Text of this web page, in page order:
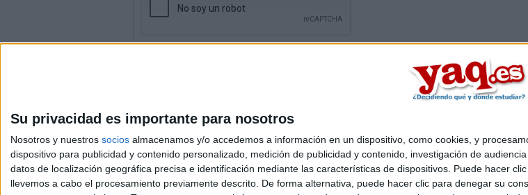
Su privacidad es importante para nosotros
Nosotros y nuestros socios almacenamos y/o accedemos a información en un dispositivo, como cookies, y
dispositivo para publicidad y contenido personalizado, medición de publicidad y contenido, investigación de
datos de localización geográfica precisa e identificación mediante las características de dispositivos. Puede hacer
llevemos a cabo el procesamiento previamente descrito. De forma alternativa, puede hacer clic para denegar su
Quiénes somos |Contactar|
Aviso legal|Politica de privacidad|Condiciones